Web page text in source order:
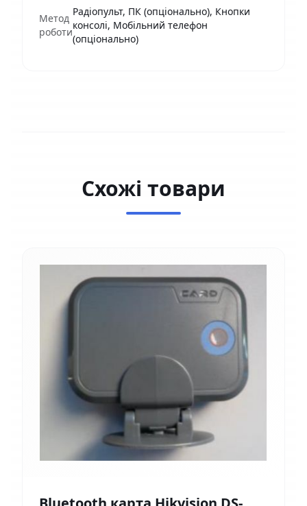
Метод
роботи
Радіопульт, ПК (опціонально), Кнопки
консолі, Мобільний телефон
(опціонально)
Схожі товари